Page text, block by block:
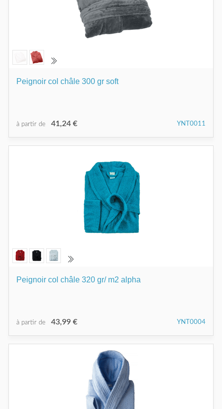
Peignoir col châle 300 gr soft
à partir de 41,24 € YNT0011
Peignoir col châle 320 gr/ m2 alpha
à partir de 43,99 € YNT0004